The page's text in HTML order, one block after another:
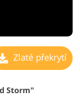
Zlaté překrytí
Storm"